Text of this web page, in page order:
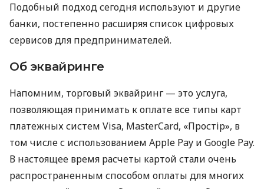
Подобный подход сегодня используют и другие
банки, постепенно расширяя список цифровых
сервисов для предпринимателей.
Об эквайринге
Напомним, торговый эквайринг — это услуга,
позволяющая принимать к оплате все типы карт
платежных систем Visa, MasterCard, «Простір», в
том числе с использованием Apple Pay и Google Pay.
В настоящее время расчеты картой стали очень
распространенным способом оплаты для многих